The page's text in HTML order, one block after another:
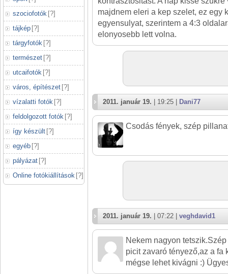
szociofotók [?]
tájkép [?]
tárgyfotók [?]
természet [?]
utcaifotók [?]
város, építészet [?]
vízalatti fotók [?]
feldolgozott fotók [?]
így készült [?]
egyéb [?]
pályázat [?]
Online fotókiállítások [?]
majdnem eleri a kep szelet, ez egy
egyensulyat, szerintem a 4:3
elonyosebb lett volna.
2011. január 19. | 19:25 | Dani77
Csodás fények, szép
2011. január 19. | 07:22 | veghdavid1
Nekem nagyon
picit zavaró tényező,az a fa
mégse lehet kivágni :)